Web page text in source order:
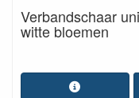
Verbandschaar
witte bloemen